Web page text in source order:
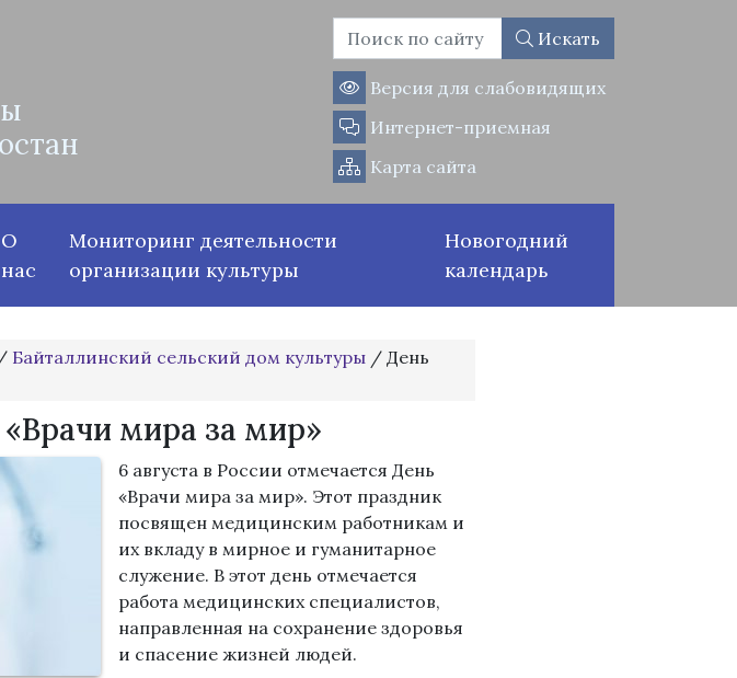
Искать
Версия для слабовидящих
Интернет-приемная
Карта сайта
О
нас
Мониторинг деятельности
организации культуры
Новогодний
календарь
Байталлинский сельский дом культуры / День
мира за мир»
6 августа в России отмечается День
«Врачи мира за мир». Этот праздник
посвящен медицинским работникам и
их вкладу в мирное и гуманитарное
служение. В этот день отмечается
работа медицинских специалистов,
направленная на сохранение здоровья
и спасение жизней людей.